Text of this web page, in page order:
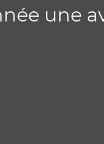
une